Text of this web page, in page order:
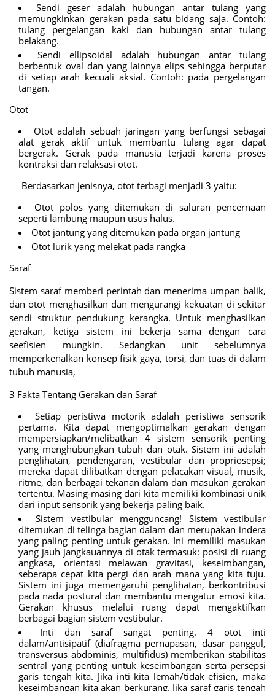
Sendi geser adalah hubungan antar tulang yang
memungkinkan gerakan pada satu bidang saja. Contoh:
tulang pergelangan kaki dan hubungan antar tulang
belakang.
Sendi ellipsoidal adalah hubungan antar tulang
berbentuk oval dan yang lainnya elips sehingga berputar
di setiap arah kecuali aksial. Contoh: pada pergelangan
tangan.
Otot
Otot adalah sebuah jaringan yang berfungsi sebagai
alat gerak aktif untuk membantu tulang agar dapat
bergerak. Gerak pada manusia terjadi karena proses
kontraksi dan relaksasi otot.
Berdasarkan jenisnya, otot terbagi menjadi 3 yaitu:
Otot polos yang ditemukan di saluran pencernaan
seperti lambung maupun usus halus.
Otot jantung yang ditemukan pada organ jantung
Otot lurik yang melekat pada rangka
Saraf
Sistem saraf memberi perintah dan menerima umpan balik,
dan otot menghasilkan dan mengurangi kekuatan di sekitar
sendi struktur pendukung kerangka. Untuk menghasilkan
gerakan, ketiga sistem ini bekerja sama dengan cara
seefisien mungkin. Sedangkan unit sebelumnya
memperkenalkan konsep fisik gaya, torsi, dan tuas di dalam
tubuh manusia,
3 Fakta Tentang Gerakan dan Saraf
Setiap peristiwa motorik adalah peristiwa sensorik
pertama. Kita dapat mengoptimalkan gerakan dengan
mempersiapkan/melibatkan 4 sistem sensorik penting
yang menghubungkan tubuh dan otak. Sistem ini adalah
penglihatan, pendengaran, vestibular dan propriosepsi;
mereka dapat dilibatkan dengan pelacakan visual, musik,
ritme, dan berbagai tekanan dalam dan masukan gerakan
tertentu. Masing-masing dari kita memiliki kombinasi unik
dari input sensorik yang bekerja paling baik.
Sistem vestibular mengguncang! Sistem vestibular
ditemukan di telinga bagian dalam dan merupakan indera
yang paling penting untuk gerakan. Ini memiliki masukan
yang jauh jangkauannya di otak termasuk: posisi di ruang
angkasa, orientasi melawan gravitasi, keseimbangan,
seberapa cepat kita pergi dan arah mana yang kita tuju.
Sistem ini juga memengaruhi penglihatan, berkontribusi
pada nada postural dan membantu mengatur emosi kita.
Gerakan khusus melalui ruang dapat mengaktifkan
berbagai bagian sistem vestibular.
Inti dan saraf sangat penting. 4 otot inti
dalam/antisipatif (diafragma pernapasan, dasar panggul,
transversus abdominis, multifidus) memberikan stabilitas
sentral yang penting untuk keseimbangan serta persepsi
garis tengah kita. Jika inti kita lemah/tidak efisien, maka
keseimbangan kita akan berkurang. Jika saraf garis tengah